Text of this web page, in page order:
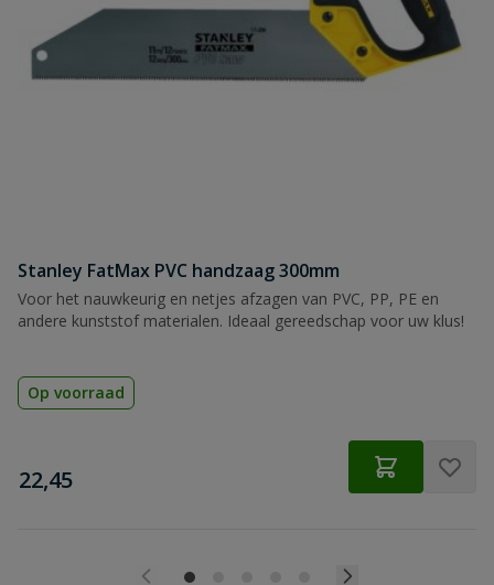
Stanley FatMax PVC handzaag 300mm
Voor het nauwkeurig en netjes afzagen van PVC, PP, PE en
andere kunststof materialen. Ideaal gereedschap voor uw klus!
Op voorraad
€
22,45